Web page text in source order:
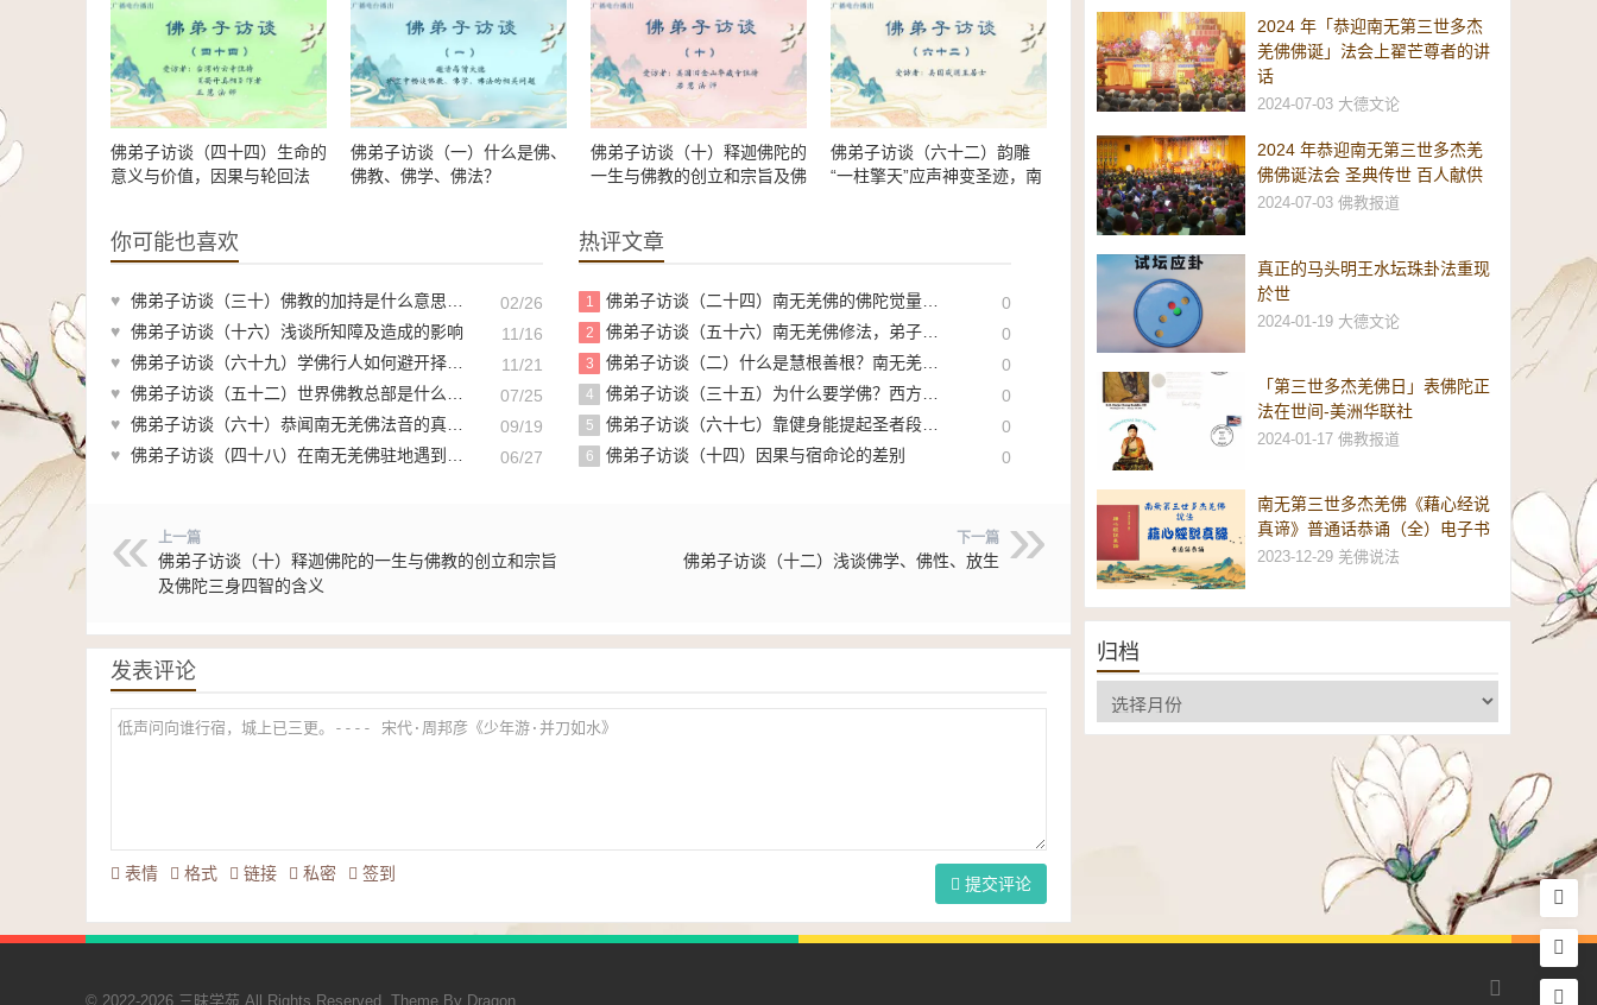
佛弟子访谈（四十四）生命的
意义与价值，因果与轮回法
佛弟子访谈（一）什么是佛、
佛教、佛学、佛法？
佛弟子访谈（十）释迦佛陀的
一生与佛教的创立和宗旨及佛
佛弟子访谈（六十二）韵雕
“一柱擎天”应声神变圣迹，南
你可能也喜欢
♥ 佛弟子访谈（三十）佛教的加持是什么意思？加持从何而来？如何获得加持？
02/26
♥ 佛弟子访谈（十六）浅谈所知障及造成的影响
11/16
♥ 佛弟子访谈（六十九）学佛行人如何避开择师的误区，保护自己的慧命？
11/21
♥ 佛弟子访谈（五十二）世界佛教总部是什么样的组织？佛教与其他宗教的区别？佛教称为谛教的真实含义
07/25
♥ 佛弟子访谈（六十）恭闻南无羌佛法音的真实受用事迹
09/19
♥ 佛弟子访谈（四十八）在南无羌佛驻地遇到的灵异情况，亲见佛陀摄化血光厉鬼 06/27
热评文章
1 佛弟子访谈（二十四）南无羌佛的佛陀觉量示现体显佛法的本质及佛教界的现状 0
2 佛弟子访谈（五十六）南无羌佛修法，弟子黄辉邦（慧辉）大德亲见玛哈嘎拉金刚威然现前 0
3 佛弟子访谈（二）什么是慧根善根？南无羌佛佛法与常规佛法的区别？ 0
4 佛弟子访谈（三十五）为什么要学佛？西方极乐世界是什么样的？ 0
5 佛弟子访谈（六十七）靠健身能提起圣者段位吗？佛教测试男性行人证量、体力的「拿杵上座」制度由来？ 0
6 佛弟子访谈（十四）因果与宿命论的差别 0
上一篇
佛弟子访谈（十）释迦佛陀的一生与佛教的创立和宗旨
及佛陀三身四智的含义
下一篇
佛弟子访谈（十二）浅谈佛学、佛性、放生
发表评论
表情 格式 链接 私密 签到
提交评论
2024 年「恭迎南无第三世多杰
羌佛佛诞」法会上翟芒尊者的讲
话
2024-07-03 大德文论
2024 年恭迎南无第三世多杰羌
佛佛诞法会 圣典传世 百人献供
2024-07-03 佛教报道
真正的马头明王水坛珠卦法重现
於世
2024-01-19 大德文论
「第三世多杰羌佛日」表佛陀正
法在世间-美洲华联社
2024-01-17 佛教报道
南无第三世多杰羌佛《藉心经说
真谛》普通话恭诵（全）电子书
2023-12-29 羌佛说法
归档
© 2022-2026 三昧学苑 All Rights Reserved. Theme By Dragon